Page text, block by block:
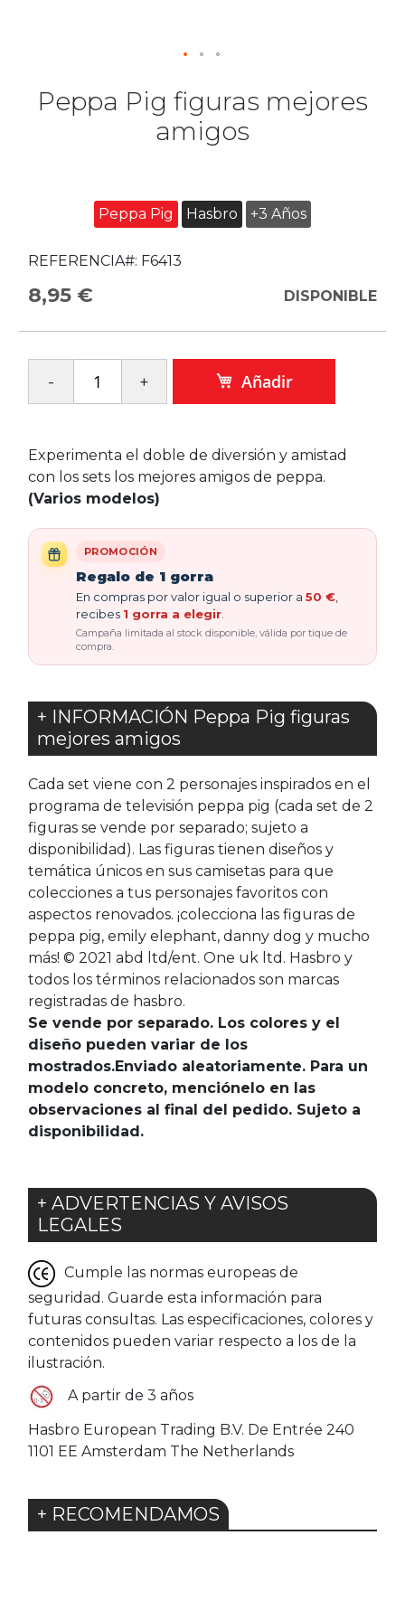
Peppa Pig figuras mejores
amigos
Peppa Pig Hasbro +3 Años
REFERENCIA#: F6413
8,95 € DISPONIBLE
Añadir
Experimenta el doble de diversión y amistad
con los sets los mejores amigos de peppa.
(Varios modelos)
PROMOCIÓN
Regalo de 1 gorra
En compras por valor igual o superior a 50 €
recibes 1 gorra a elegir
Campaña limitada al stock disponible, válida por tique de
compra.
+ INFORMACIÓN Peppa Pig figuras
mejores amigos
Cada set viene con 2 personajes inspirados en el
programa de televisión peppa pig (cada set de 2
figuras se vende por separado; sujeto a
disponibilidad). Las figuras tienen diseños y
temática únicos en sus camisetas para que
colecciones a tus personajes favoritos con
aspectos renovados. ¡colecciona las figuras de
peppa pig, emily elephant, danny dog y mucho
más! © 2021 abd ltd/ent. One uk ltd. Hasbro y
todos los términos relacionados son marcas
registradas de hasbro.
Se vende por separado. Los colores y el
diseño pueden variar de los
mostrados.Enviado aleatoriamente. Para un
modelo concreto, menciónelo en las
observaciones al final del pedido. Sujeto a
disponibilidad.
+ ADVERTENCIAS Y AVISOS
LEGALES
Cumple las normas europeas de
seguridad. Guarde esta información para
futuras consultas. Las especificaciones, colores y
contenidos pueden variar respecto a los de la
ilustración.
A partir de 3 años
Hasbro European Trading B.V. De Entrée 240
1101 EE Amsterdam The Netherlands
+ RECOMENDAMOS